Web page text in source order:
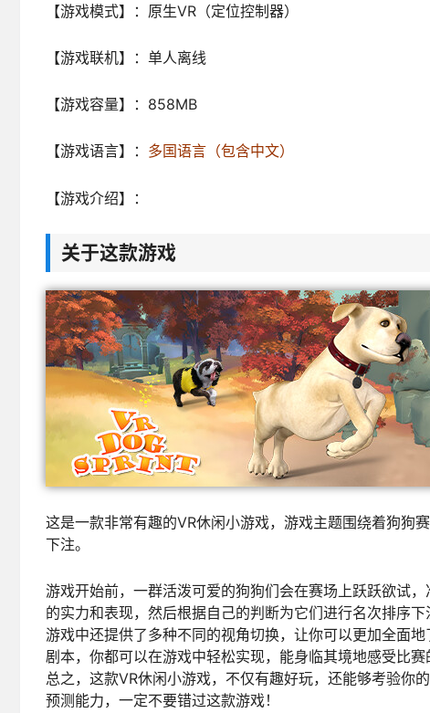
【游戏模式】：原生VR（定位控制器）
【游戏联机】：单人离线
【游戏容量】：858MB
【游戏语言】： 多国语言（包含中文）
【游戏介绍】：
关于这款游戏
这是一款非常有趣的VR休闲小游戏，游戏主题围绕着狗狗
下注。
游戏开始前，一群活泼可爱的狗狗们会在赛场上跃跃欲试
的实力和表现，然后根据自己的判断为它们进行名次排序
游戏中还提供了多种不同的视角切换，让你可以更加全面
剧本，你都可以在游戏中轻松实现，能身临其境地感受比赛
总之，这款VR休闲小游戏，不仅有趣好玩，还能够考验你
预测能力，一定不要错过这款游戏！